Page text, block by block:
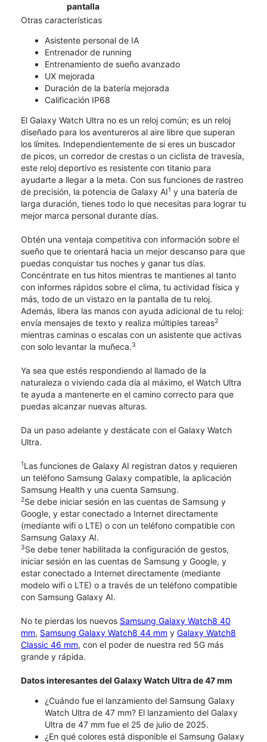
pantalla
Otras características
Asistente personal de IA
Entrenador de running
Entrenamiento de sueño avanzado
UX mejorada
Duración de la batería mejorada
Calificación IP68
El Galaxy Watch Ultra no es un reloj común; es un reloj
diseñado para los aventureros al aire libre que superan
los límites. Independientemente de si eres un buscador
de picos, un corredor de crestas o un ciclista de travesía,
este reloj deportivo es resistente con titanio para
ayudarte a llegar a la meta. Con sus funciones de rastreo
de precisión, la potencia de Galaxy AI1 y una batería de
larga duración, tienes todo lo que necesitas para lograr tu
mejor marca personal durante días.
Obtén una ventaja competitiva con información sobre el
sueño que te orientará hacia un mejor descanso para que
puedas conquistar tus noches y ganar tus días.
Concéntrate en tus hitos mientras te mantienes al tanto
con informes rápidos sobre el clima, tu actividad física y
más, todo de un vistazo en la pantalla de tu reloj.
Además, libera las manos con ayuda adicional de tu reloj:
envía mensajes de texto y realiza múltiples tareas2
mientras caminas o escalas con un asistente que activas
con solo levantar la muñeca.3
Ya sea que estés respondiendo al llamado de la
naturaleza o viviendo cada día al máximo, el Watch Ultra
te ayuda a mantenerte en el camino correcto para que
puedas alcanzar nuevas alturas.
Da un paso adelante y destácate con el Galaxy Watch
Ultra.
1Las funciones de Galaxy AI registran datos y requieren
un teléfono Samsung Galaxy compatible, la aplicación
Samsung Health y una cuenta Samsung.
2Se debe iniciar sesión en las cuentas de Samsung y
Google, y estar conectado a Internet directamente
(mediante wifi o LTE) o con un teléfono compatible con
Samsung Galaxy AI.
3Se debe tener habilitada la configuración de gestos,
iniciar sesión en las cuentas de Samsung y Google, y
estar conectado a Internet directamente (mediante
modelo wifi o LTE) o a través de un teléfono compatible
con Samsung Galaxy AI.
No te pierdas los nuevos Samsung Galaxy Watch8 40
mm, Samsung Galaxy Watch8 44 mm y Galaxy Watch8
Classic 46 mm, con el poder de nuestra red 5G más
grande y rápida.
Datos interesantes del Galaxy Watch Ultra de 47 mm
¿Cuándo fue el lanzamiento del Samsung Galaxy
Watch Ultra de 47 mm? El lanzamiento del Galaxy
Ultra de 47 mm fue el 25 de julio de 2025.
¿En qué colores está disponible el Samsung Galaxy